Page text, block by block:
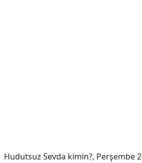
Hudutsuz Sevda kimin?, Perşembe